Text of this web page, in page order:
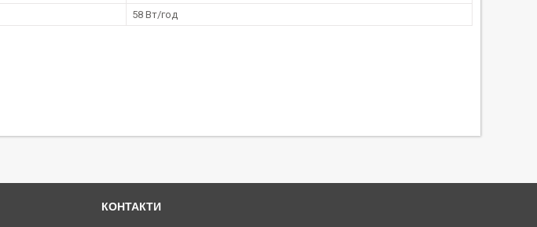
58 Вт/год